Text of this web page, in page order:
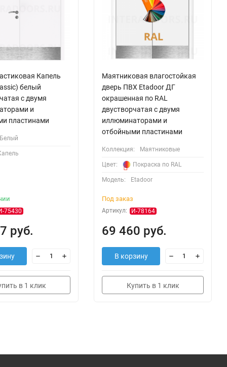
Капель
белый
с двумя
и
пластинами
Белый
75430
руб.
в 1 клик
Маятниковая влагостойкая
дверь ПВХ Etadoor ДГ
окрашенная по RAL
двустворчатая с двумя
иллюминаторами и
отбойными пластинами
Коллекция: Маятниковые
Цвет: Покраска по RAL
Модель: Etadoor
Под заказ
Артикул: И-78164
69 460 руб.
В корзину
Купить в 1 клик